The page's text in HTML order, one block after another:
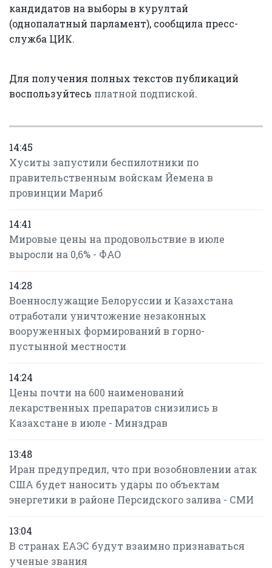
кандидатов на выборы в курултай
(однопалатный парламент), сообщила пресс-
служба ЦИК.
Для получения полных текстов публикаций
воспользуйтесь платной подпиской.
14:45
Хуситы запустили беспилотники по
правительственным войскам Йемена в
провинции Мариб
14:41
Мировые цены на продовольствие в июле
выросли на 0,6% - ФАО
14:28
Военнослужащие Белоруссии и Казахстана
отработали уничтожение незаконных
вооруженных формирований в горно-
пустынной местности
14:24
Цены почти на 600 наименований
лекарственных препаратов снизились в
Казахстане в июле - Минздрав
13:48
Иран предупредил, что при возобновлении атак
США будет наносить удары по объектам
энергетики в районе Персидского залива - СМИ
13:04
В странах ЕАЭС будут взаимно признаваться
ученые звания